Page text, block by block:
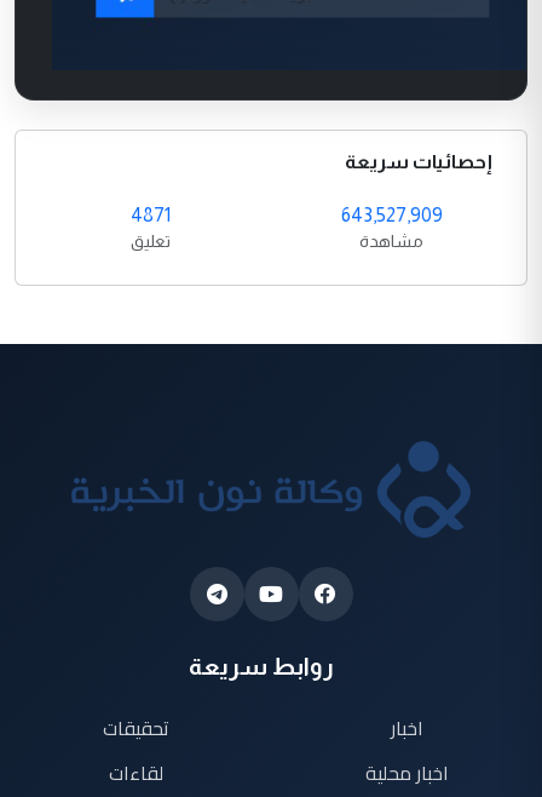
إحصائيات سريعة
643,527,909
مشاهدة
4871
تعليق
روابط سريعة
اخبار
اخبار محلية
تحقيقات
لقاءات